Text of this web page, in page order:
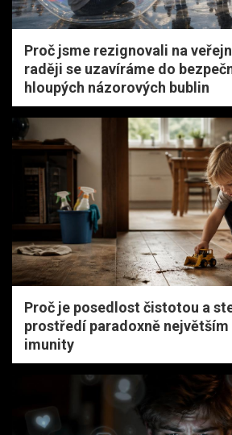
Proč jsme rezignovali na
raději se uzavíráme do
hloupých názorových bublin
Proč je posedlost čistotou a
prostředí paradoxně
imunity